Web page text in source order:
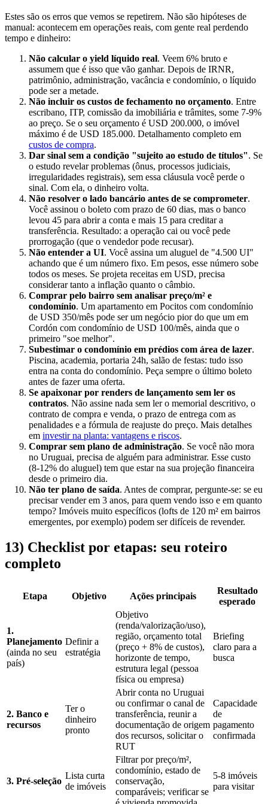
Estes são os erros que vemos se repetirem. Não são hipóteses de
manual: acontecem em operações reais, com gente real perdendo
tempo e dinheiro:
Não calcular o yield líquido real. Veem 6% bruto e
assumem que é isso que vão ganhar. Depois de IRNR,
patrimônio, administração, vacância e condomínio, o líquido
pode ser a metade.
Não incluir os custos de fechamento no orçamento. Entre
escribano, ITP, comissão da imobiliária e trâmites, some 7-9%
ao preço. Se o seu orçamento é USD 200.000, o imóvel
máximo é de USD 185.000. Detalhamento completo em
custos de compra.
Dar sinal sem a condição "sujeito ao estudo de títulos". Se
o estudo revelar problemas (ônus, processos judiciais,
irregularidades registrais), sem essa cláusula você perde o
sinal. Com ela, o dinheiro volta.
Não resolver o lado bancário antes de se comprometer.
Você assinou o boleto com prazo de 60 dias, mas o banco
levou 45 para abrir a conta e mais 15 para creditar a
transferência. Resultado: a operação cai ou você pede
prorrogação (que o vendedor pode recusar).
Não entender a UI. Você assina um aluguel de "4.500 UI"
achando que é um número fixo. Em pesos, esse número sobe
todos os meses. Se projeta receitas em USD, precisa
considerar tanto a inflação quanto o câmbio.
Comprar pelo bairro sem analisar preço/m² e
condomínio. Um apartamento em Pocitos com condomínio
de USD 350/mês pode ser um negócio pior do que um em
Cordón com condomínio de USD 100/mês, ainda que o
primeiro "soe melhor".
Subestimar o condomínio em prédios com área de lazer.
Piscina, academia, portaria 24h, salão de festas: tudo isso
entra na conta do condomínio. Peça sempre o último boleto
antes de fazer uma oferta.
Se apaixonar por renders de lançamento sem ler os
contratos. Não assine nada sem ler o memorial descritivo, o
contrato de compra e venda, o prazo de entrega com as
penalidades e a fórmula de reajuste do preço. Mais detalhes
em investir na planta: vantagens e riscos.
Comprar sem plano de administração. Se você não mora
no Uruguai, precisa de alguém para administrar. Esse custo
(8-12% do aluguel) tem que estar na sua projeção financeira
desde o primeiro dia.
Não ter plano de saída. Antes de comprar, pergunte-se: se eu
precisar vender em 3 anos, para quem vendo isso e em quanto
tempo? Imóveis muito específicos (lofts de 120 m² em bairros
emergentes, por exemplo) podem ser difíceis de revender.
13) Checklist por etapas: seu roteiro
completo
Etapa Objetivo Ações principais
Resultado
esperado
1.
Planejamento
(ainda no seu
país)
Definir a
estratégia
Objetivo
(renda/valorização/uso),
região, orçamento total
(preço + 8% de custos),
horizonte de tempo,
estrutura legal (pessoa
física ou empresa)
Briefing
claro para a
busca
2. Banco e
recursos
Ter o
dinheiro
pronto
Abrir conta no Uruguai
ou confirmar o canal de
transferência, reunir a
documentação de origem
dos recursos, solicitar o
RUT
Capacidade
de
pagamento
confirmada
3. Pré-seleção
Lista curta
de imóveis
Filtrar por preço/m²,
condomínio, estado de
conservação,
comparáveis; verificar se
5-8 imóveis
para visitar